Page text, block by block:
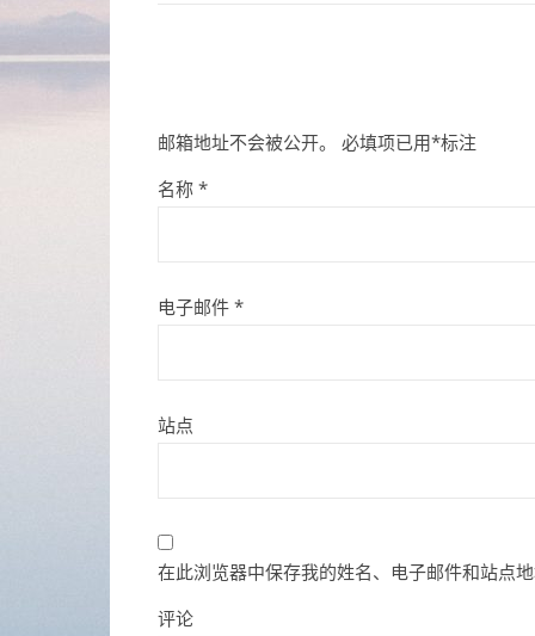
邮箱地址不会被公开。 必填项已用*标注
名称 *
电子邮件 *
站点
在此浏览器中保存我的姓名、电子邮件和站点
评论